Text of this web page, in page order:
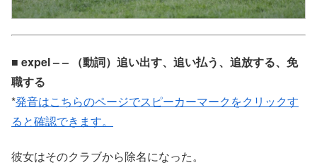
■ expel – – （動詞）追い出す、追い払う、追放する、免
職する
*発音はこちらのページでスピーカーマークをクリックす
ると確認できます。
彼女はそのクラブから除名になった。